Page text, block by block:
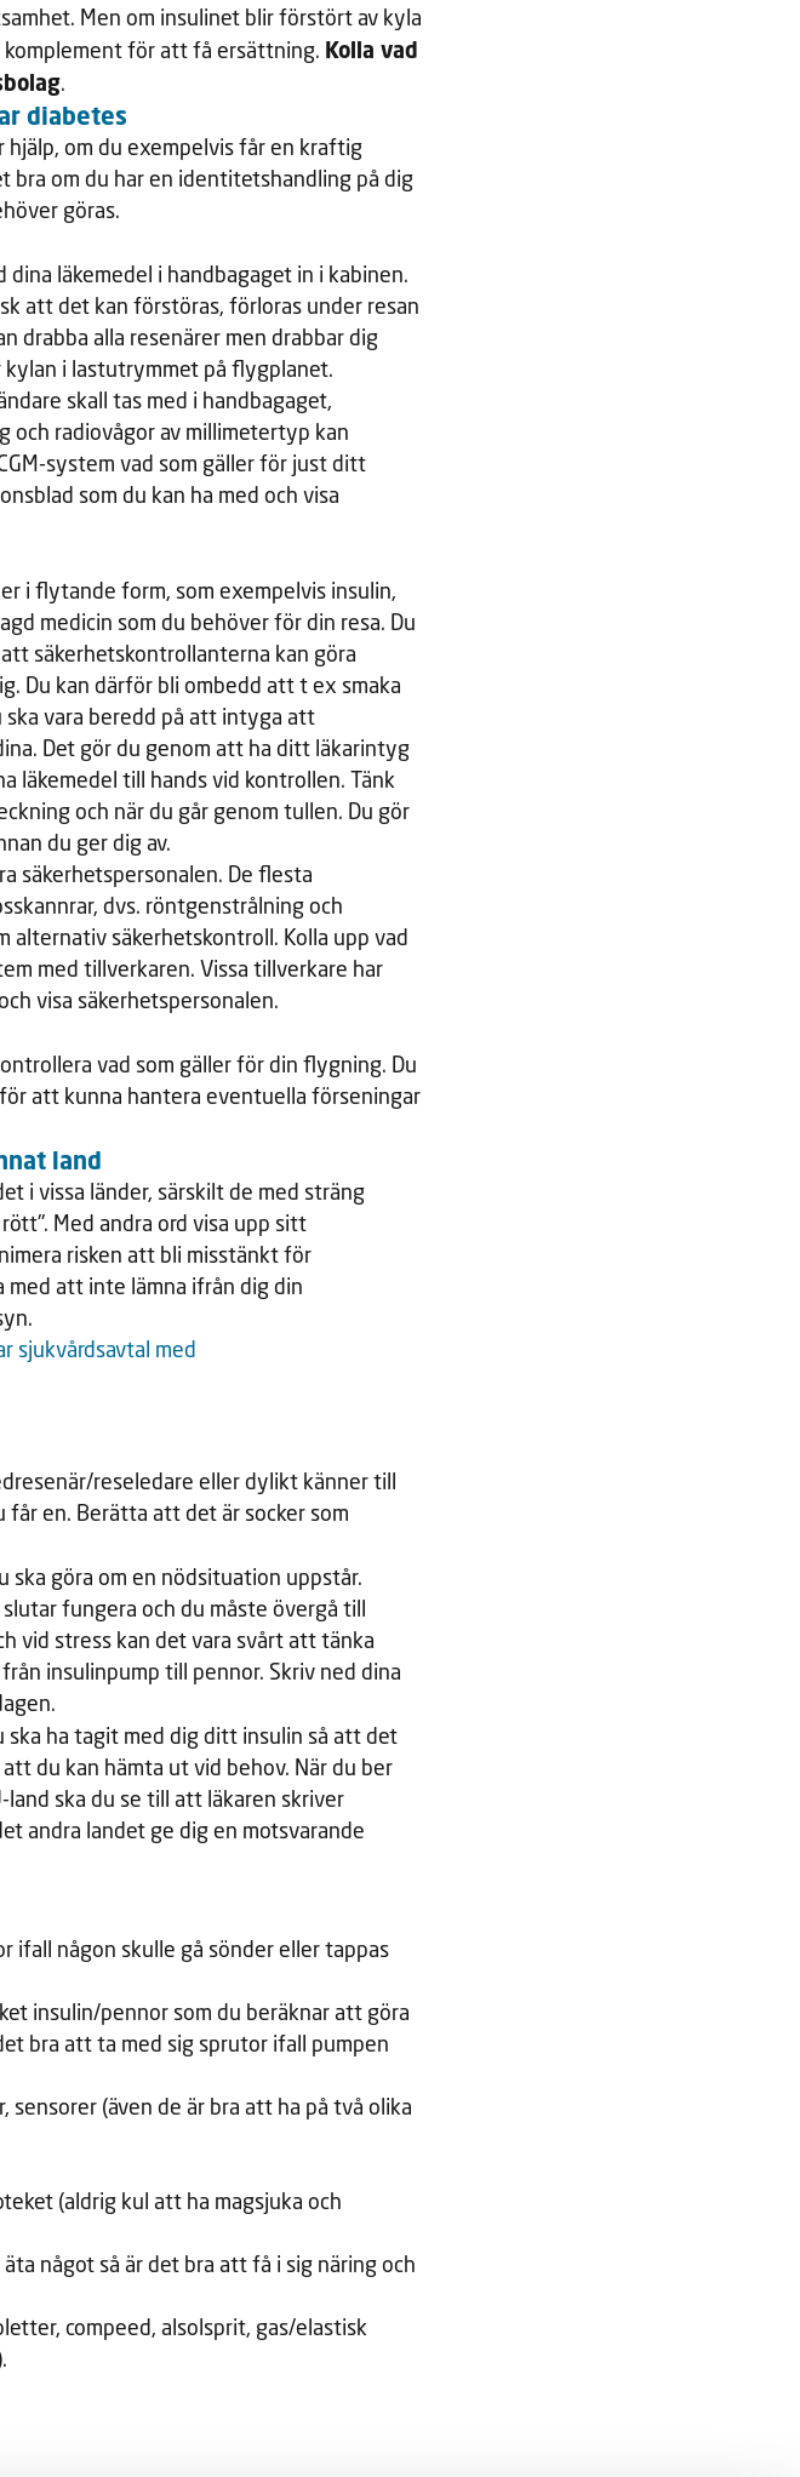
Men om insulinet blir förstört av kyla
komplement för att få ersättning. Kolla vad
.
diabetes
hjälp, om du exempelvis får en kraftig
bra om du har en identitetshandling på dig
göras.
läkemedel i handbagaget in i kabinen.
att det kan förstöras, förloras under resan
drabba alla resenärer men drabbar dig
i lastutrymmet på flygplanet.
skall tas med i handbagaget,
och radiovågor av millimetertyp kan
system vad som gäller för just ditt
som du kan ha med och visa
i flytande form, som exempelvis insulin,
medicin som du behöver för din resa. Du
säkerhetskontrollanterna kan göra
Du kan därför bli ombedd att t ex smaka
ska vara beredd på att intyga att
Det gör du genom att ha ditt läkarintyg
läkemedel till hands vid kontrollen. Tänk
och när du går genom tullen. Du gör
du ger dig av.
säkerhetspersonalen. De flesta
dvs. röntgenstrålning och
alternativ säkerhetskontroll. Kolla upp vad
med tillverkaren. Vissa tillverkare har
visa säkerhetspersonalen.
vad som gäller för din flygning. Du
att kunna hantera eventuella förseningar
land
i vissa länder, särskilt de med sträng
Med andra ord visa upp sitt
risken att bli misstänkt för
med att inte lämna ifrån dig din
sjukvårdsavtal med
reseledare eller dylikt känner till
får en. Berätta att det är socker som
ska göra om en nödsituation uppstår.
fungera och du måste övergå till
vid stress kan det vara svårt att tänka
insulinpump till pennor. Skriv ned dina
ska ha tagit med dig ditt insulin så att det
du kan hämta ut vid behov. När du ber
ska du se till att läkaren skriver
andra landet ge dig en motsvarande
ifall någon skulle gå sönder eller tappas
insulin/pennor som du beräknar att göra
bra att ta med sig sprutor ifall pumpen
(även de är bra att ha på två olika
(aldrig kul att ha magsjuka och
något så är det bra att få i sig näring och
compeed, alsolsprit, gas/elastisk